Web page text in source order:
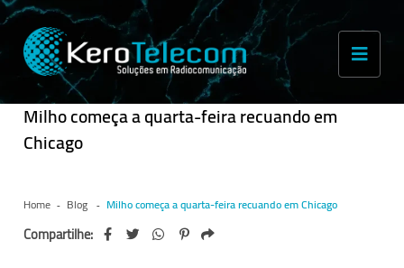
Milho começa a quarta-feira recuando em
Chicago
Home Blog Milho começa a quarta-feira recuando em Chicago
Compartilhe: